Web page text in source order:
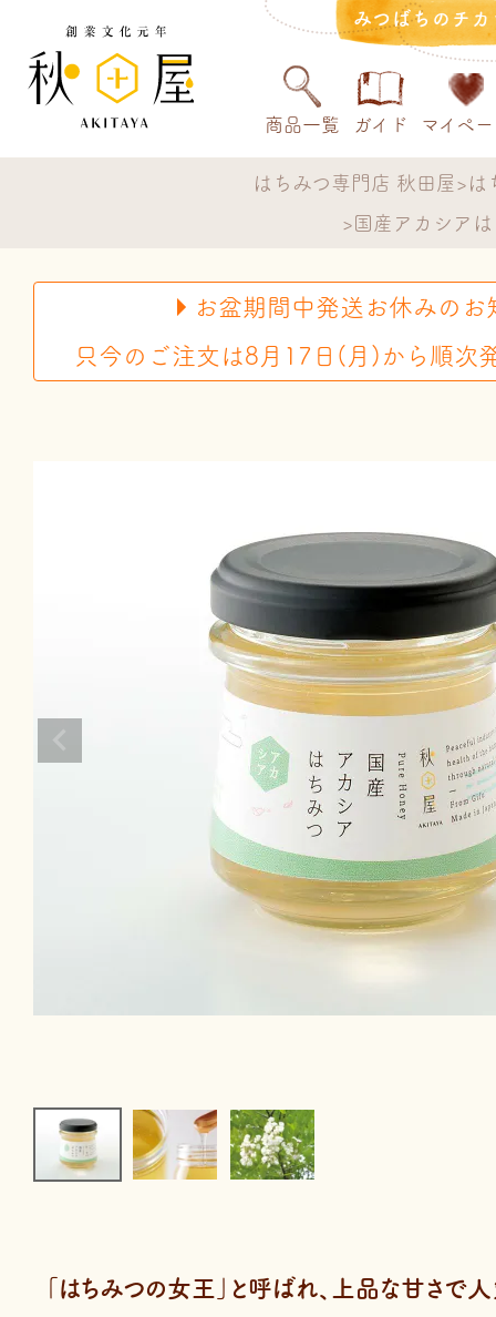
みつばちのチ
商品一覧 ガイド マイペ
はちみつ専門店 秋田屋
は
国産アカシア
お盆期間中発送お休みのお
只今のご注文は8月17日(月)から順次
「はちみつの女王」と呼ばれ、上品な甘さで